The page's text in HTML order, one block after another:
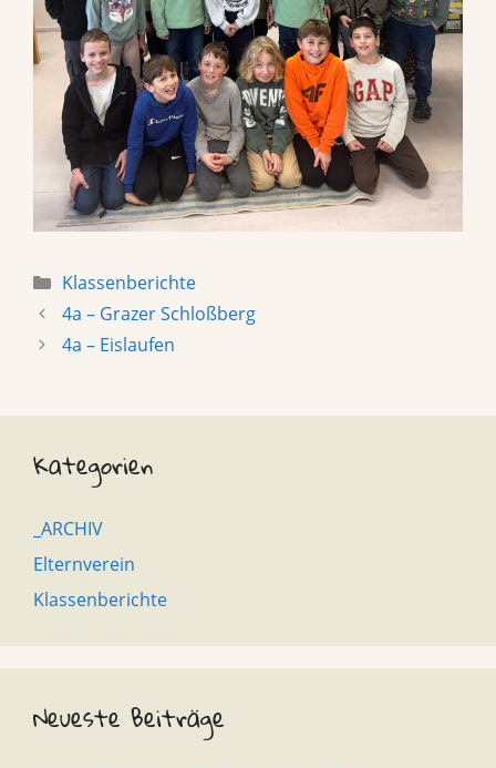
Categories
Klassenberichte
4a – Grazer Schloßberg
4a – Eislaufen
Kategorien
_ARCHIV
Elternverein
Klassenberichte
Neueste Beiträge